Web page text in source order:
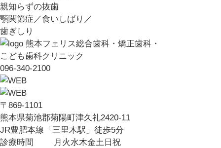
親知らずの抜歯
顎関節症／食いしばり／
歯ぎしり
熊本フェリス総合歯科・矯正歯科・
こども歯科クリニック
096-340-2100
〒869-1101
熊本県菊池郡菊陽町津久礼2420-11
JR豊肥本線「三里木駅」徒歩5分
診療時間
月 火水木金土 日 祝